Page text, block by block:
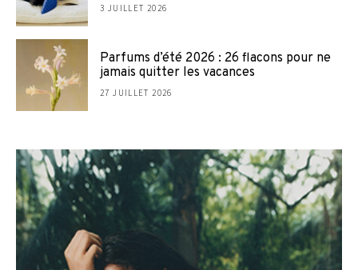
3 JUILLET 2026
Parfums d’été 2026 : 26 flacons pour ne
jamais quitter les vacances
27 JUILLET 2026